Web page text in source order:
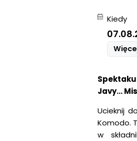
Kiedy
Javy…
Ucieknij
Komodo.
w